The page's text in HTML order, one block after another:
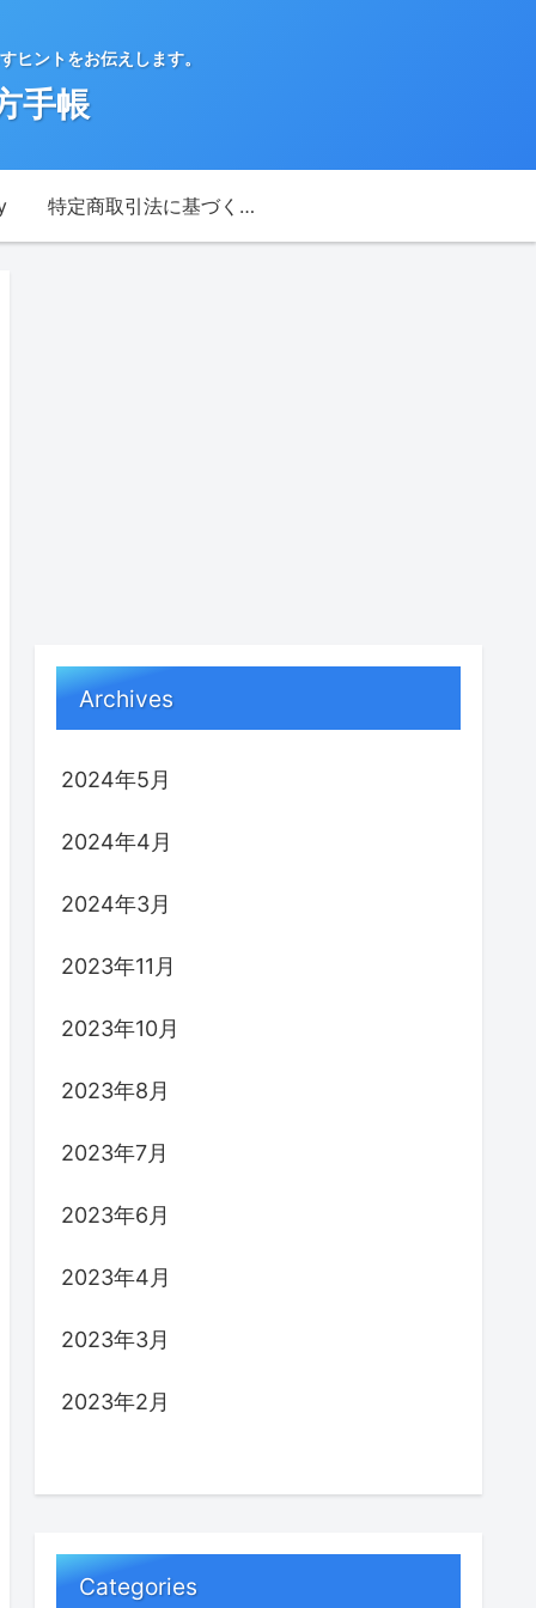
ヒントをお伝えします。
手帳
特定商取引法に基づく表記
Archives
2024年5月
2024年4月
2024年3月
2023年11月
2023年10月
2023年8月
2023年7月
2023年6月
2023年4月
2023年3月
2023年2月
Categories